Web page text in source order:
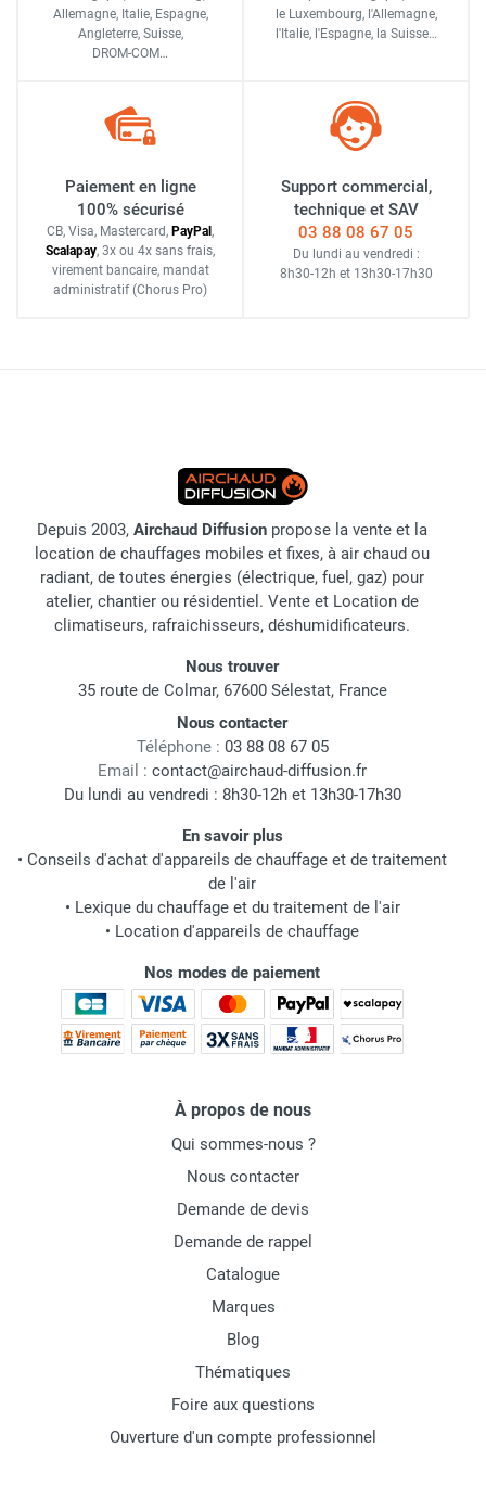
Allemagne, Italie, Espagne,
Angleterre, Suisse,
DROM-COM…
le Luxembourg, l'Allemagne,
l'Italie, l'Espagne, la Suisse…
Paiement en ligne
100% sécurisé
CB, Visa, Mastercard, PayPal ,
Scalapay, 3x ou 4x sans frais,
virement bancaire, mandat
administratif (Chorus Pro)
Support commercial,
technique et SAV
03 88 08 67 05
Du lundi au vendredi :
8h30-12h et 13h30-17h30
Depuis 2003, Airchaud Diffusion propose la vente et la
location de chauffages mobiles et fixes, à air chaud ou
radiant, de toutes énergies (électrique, fuel, gaz) pour
atelier, chantier ou résidentiel. Vente et Location de
climatiseurs, rafraichisseurs, déshumidificateurs.
Nous trouver
35 route de Colmar, 67600 Sélestat, France
Nous contacter
Téléphone : 03 88 08 67 05
Email : contact@airchaud-diffusion.fr
Du lundi au vendredi : 8h30-12h et 13h30-17h30
En savoir plus
• Conseils d'achat d'appareils de chauffage et de traitement
de l'air
• Lexique du chauffage et du traitement de l'air
• Location d'appareils de chauffage
Nos modes de paiement
À propos de nous
Qui sommes-nous ?
Nous contacter
Demande de devis
Demande de rappel
Catalogue
Marques
Blog
Thématiques
Foire aux questions
Ouverture d'un compte professionnel